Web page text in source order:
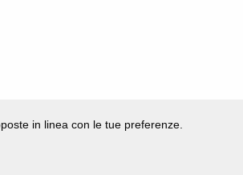
in linea con le tue preferenze.